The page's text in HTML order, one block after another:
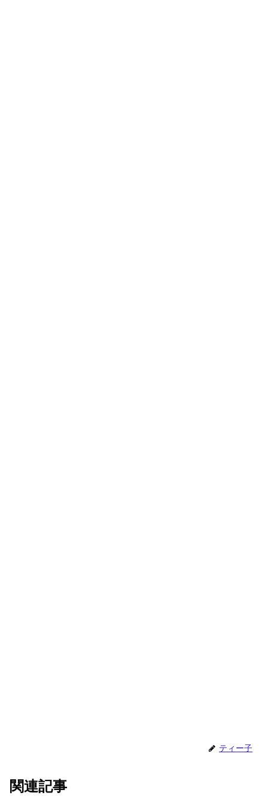
ティー子
関連記事